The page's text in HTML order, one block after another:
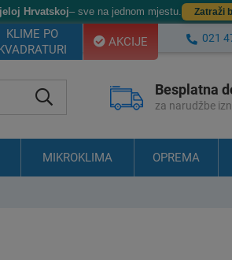
Hrvatskoj– sve na jednom mjestu. Zatraži
KLIME PO
AKCIJE 021
Besplatna
za narudžbe
MIKROKLIMA OPREMA